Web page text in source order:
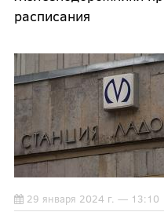
расписания
29 января 2024 г. — 13:10